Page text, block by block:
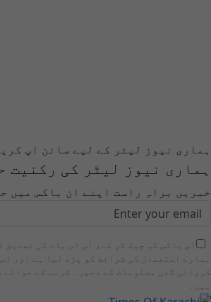
ہماری نیوز لیٹر کے لیے سائن اپ
ہماری نیوز لیٹر کی رکنیت
خبریں براہِ راست اپنے ان باکس میں
اس باکس کو چیک کر کے، آپ اس بات کی تصدیق
ہمارے استعمال کی شرائط کو پڑھ لیا ہے اور
کروائی گئی معلومات کے ذخیرہ کرنے کے حوالے
ہیں۔